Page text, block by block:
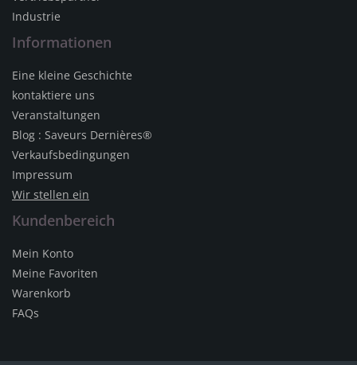
Industrie
Informationen
Eine kleine Geschichte
kontaktiere uns
Veranstaltungen
Blog : Saveurs Dernières®
Verkaufsbedingungen
Impressum
Wir stellen ein
Kundenbereich
Mein Konto
Meine Favoriten
Warenkorb
FAQs